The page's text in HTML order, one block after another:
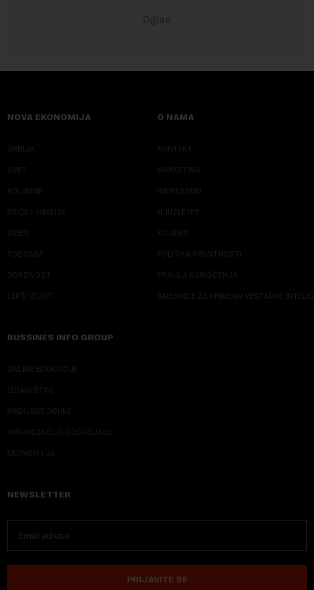
NOVA EKONOMIJA
SRBIJA
SVET
KOLUMNE
PRIČE I ANALIZE
VIDEO
PODCAST
ODRŽIVOST
LEPŠI ŽIVOT
O NAMA
KONTAKT
MARKETING
IMPRESSUM
NJUZLETER
KLIJENTI
POLITIKA PRIVATNOSTI
PRAVILA KORIŠĆENJA
SMERNICE ZA PRIMENU VEŠTAČKE
BUSSINES INFO GROUP
ONLINE EDUKACIJE
IZDAVAŠTVO
MEDIJSKE OBUKE
ORGANIZACIJA DOGADJAJA
EKONOM I JA
NEWSLETTER
PRIJAVITE SE